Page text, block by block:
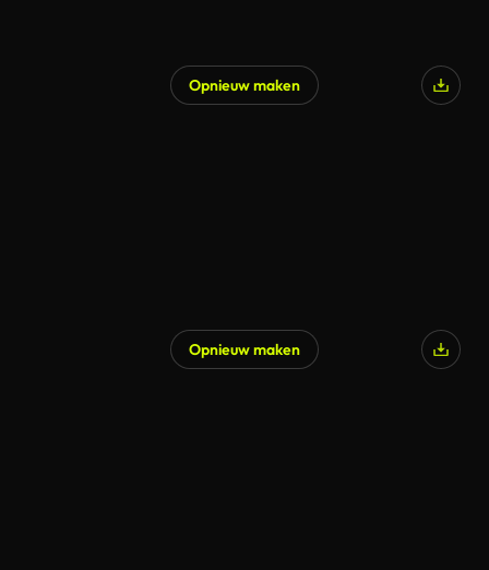
Opnieuw maken
Opnieuw maken